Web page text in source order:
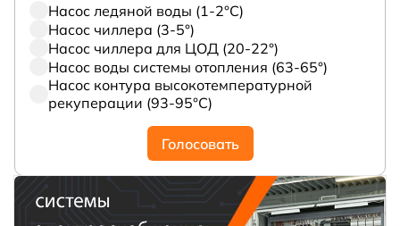
Насос ледяной воды (1-2°С)
Насос чиллера (3-5°)
Насос чиллера для ЦОД (20-22°)
Насос воды системы отопления (63-65°)
Насос контура высокотемпературной
рекуперации (93-95°С)
Голосовать